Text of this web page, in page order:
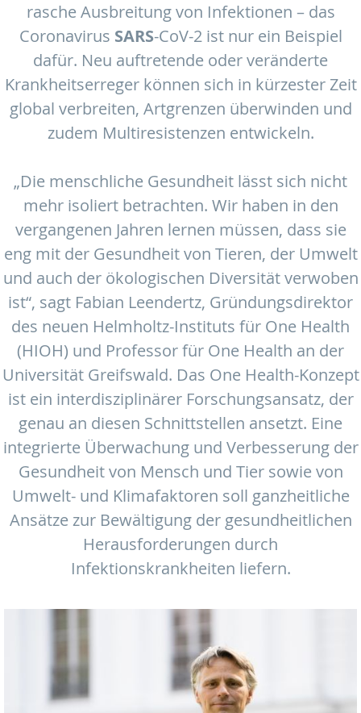
rasche Ausbreitung von Infektionen – das
Coronavirus SARS-CoV-2 ist nur ein Beispiel
dafür. Neu auftretende oder veränderte
Krankheitserreger können sich in kürzester Zeit
global verbreiten, Artgrenzen überwinden und
zudem Multiresistenzen entwickeln.
„Die menschliche Gesundheit lässt sich nicht
mehr isoliert betrachten. Wir haben in den
vergangenen Jahren lernen müssen, dass sie
eng mit der Gesundheit von Tieren, der Umwelt
und auch der ökologischen Diversität verwoben
ist“, sagt Fabian Leendertz, Gründungsdirektor
des neuen Helmholtz-Instituts für One Health
(HIOH) und Professor für One Health an der
Universität Greifswald. Das One Health-Konzept
ist ein interdisziplinärer Forschungsansatz, der
genau an diesen Schnittstellen ansetzt. Eine
integrierte Überwachung und Verbesserung der
Gesundheit von Mensch und Tier sowie von
Umwelt- und Klimafaktoren soll ganzheitliche
Ansätze zur Bewältigung der gesundheitlichen
Herausforderungen durch
Infektionskrankheiten liefern.